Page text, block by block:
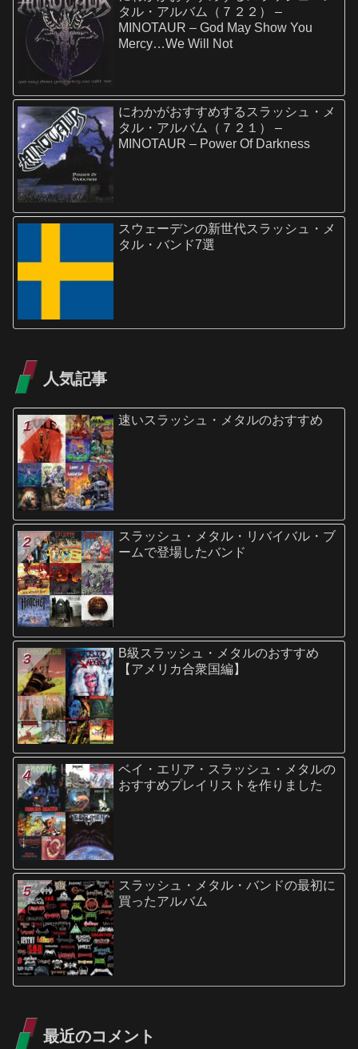
タル・アルバム（７２２） –
MINOTAUR – God May Show You
Mercy…We Will Not
にわかがおすすめするスラッシュ・メ
タル・アルバム（７２１） –
MINOTAUR – Power Of Darkness
スウェーデンの新世代スラッシュ・メ
タル・バンド7選
人気記事
速いスラッシュ・メタルのおすすめ
スラッシュ・メタル・リバイバル・ブ
ームで登場したバンド
B級スラッシュ・メタルのおすすめ
【アメリカ合衆国編】
ベイ・エリア・スラッシュ・メタルの
おすすめプレイリストを作りました
スラッシュ・メタル・バンドの最初に
買ったアルバム
最近のコメント